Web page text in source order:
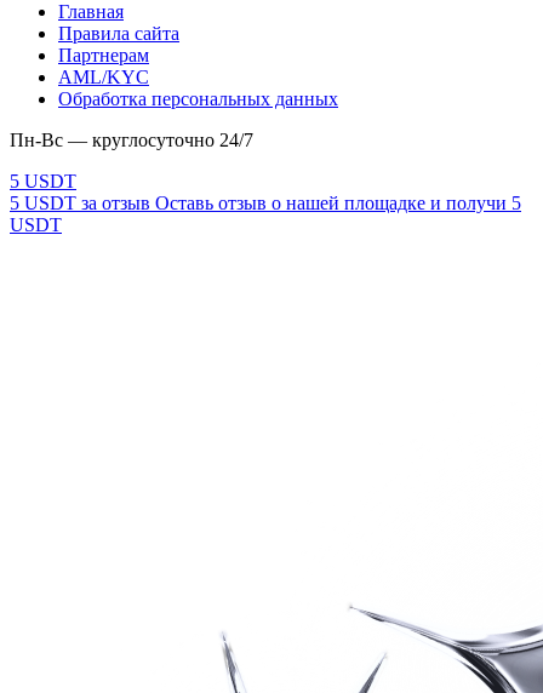
Главная
Правила сайта
Партнерам
AML/KYC
Обработка персональных данных
Пн-Вс — круглосуточно 24/7
5 USDT за отзыв Оставь отзыв о нашей площадке и получи 5
USDT